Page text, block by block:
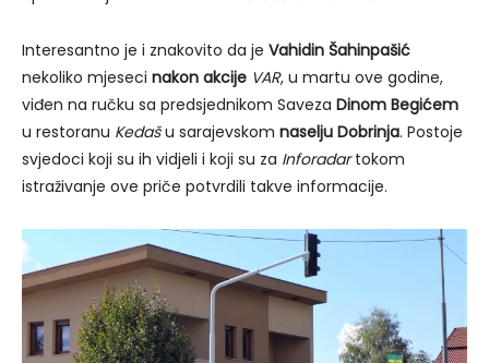
Interesantno je i znakovito da je Vahidin Šahinpašić
nekoliko mjeseci nakon akcije VAR, u martu ove godine,
viđen na ručku sa predsjednikom Saveza Dinom Begićem
u restoranu Kedašu sarajevskom naselju Dobrinja. Postoje
svjedoci koji su ih vidjeli i koji su za Inforadartokom
istraživanje ove priče potvrdili takve informacije.